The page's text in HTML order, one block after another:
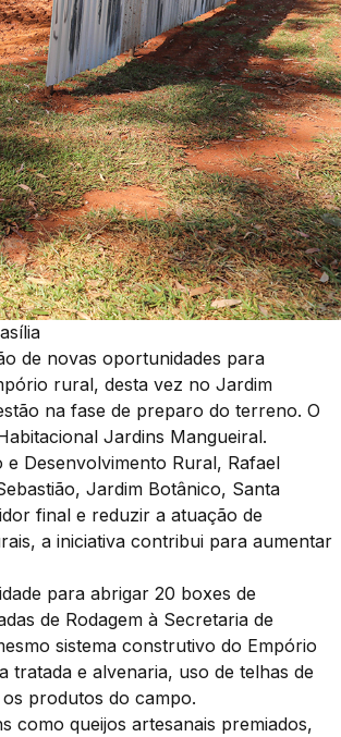
de novas oportunidades para
rural, desta vez no Jardim
na fase de preparo do terreno. O
Jardins Mangueiral.
Desenvolvimento Rural, Rafael
Jardim Botânico, Santa
final e reduzir a atuação de
a iniciativa contribui para aumentar
para abrigar 20 boxes de
de Rodagem à Secretaria de
sistema construtivo do Empório
tratada e alvenaria, uso de telhas de
produtos do campo.
como queijos artesanais premiados,